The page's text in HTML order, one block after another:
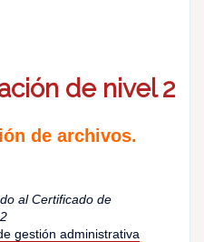
de nivel 2
de archivos.
al Certificado de
gestión administrativa